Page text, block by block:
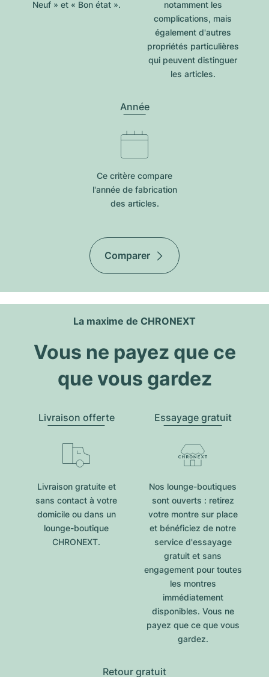
Neuf » et « Bon état ».
notamment les
complications, mais
également d'autres
propriétés particulières
qui peuvent distinguer
les articles.
Année
Ce critère compare
l'année de fabrication
des articles.
Comparer
La maxime de CHRONEXT
Vous ne payez que ce
que vous gardez
Livraison offerte
Livraison gratuite et
sans contact à votre
domicile ou dans un
lounge-boutique
CHRONEXT.
Essayage gratuit
Nos lounge-boutiques
sont ouverts : retirez
votre montre sur place
et bénéficiez de notre
service d'essayage
gratuit et sans
engagement pour toutes
les montres
immédiatement
disponibles. Vous ne
payez que ce que vous
gardez.
Retour gratuit